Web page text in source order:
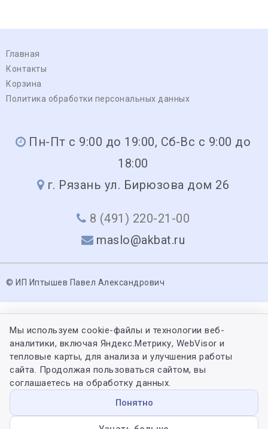
Главная
Контакты
Корзина
Политика обработки персональных данных
Пн-Пт с 9:00 до 19:00, Сб-Вс с 9:00 до
18:00
г. Рязань ул. Бирюзова дом 26
8 (491) 220-21-00
maslo@akbat.ru
© ИП Иптышев Павел Александрович
Мы используем cookie-файлы и технологии веб-
аналитики, включая Яндекс.Метрику, WebVisor и
тепловые карты, для анализа и улучшения работы
сайта. Продолжая пользоваться сайтом, вы
соглашаетесь на обработку данных.
Понятно